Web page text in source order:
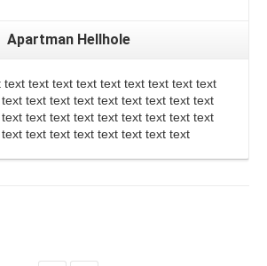
Apartman Hellhole
text text text text text text text text text
text text text text text text text text
text text text text text text text text
text text text text text text text